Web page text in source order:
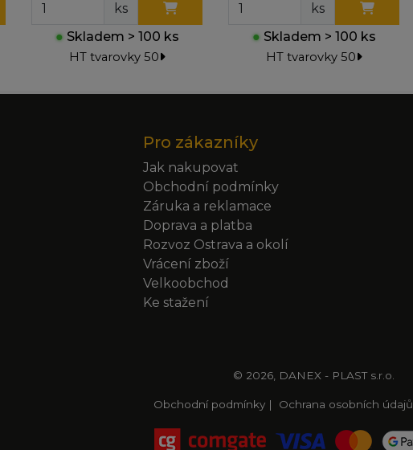
ks
● Skladem > 100 ks
HT tvarovky 50
ks
● Skladem > 100 ks
HT tvarovky 50
Pro zákazníky
Jak nakupovat
Obchodní podmínky
Záruka a reklamace
Doprava a platba
Rozvoz Ostrava a okolí
Vrácení zboží
Velkoobchod
Ke stažení
© 2026, DANEX - PLAST s.r.o.
Obchodní podmínky| Ochrana osobních údajů